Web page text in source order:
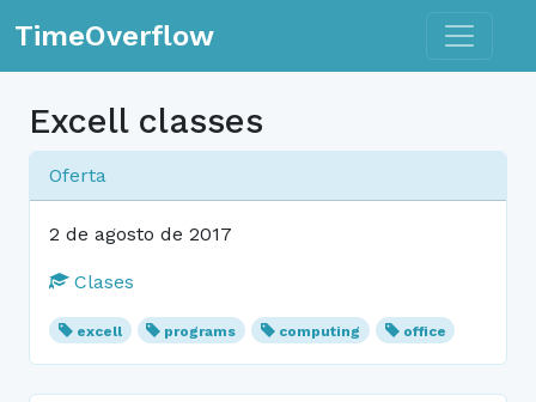
TimeOverflow Toggle
Excell classes
Oferta
2 de agosto de 2017
Clases
excell programs computing office